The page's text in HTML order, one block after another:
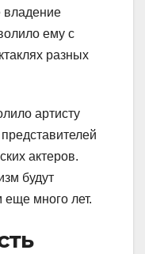
владение
ему с
разных
артисту
актеров.
будут
еще много лет.